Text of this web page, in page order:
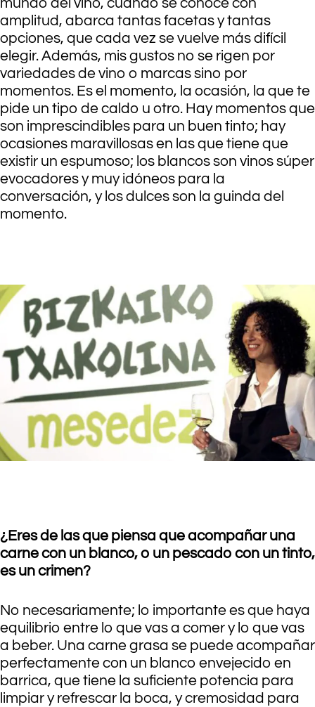
mundo del vino, cuando se conoce con
amplitud, abarca tantas facetas y tantas
opciones, que cada vez se vuelve más difícil
elegir. Además, mis gustos no se rigen por
variedades de vino o marcas sino por
momentos. Es el momento, la ocasión, la que te
pide un tipo de caldo u otro. Hay momentos que
son imprescindibles para un buen tinto; hay
ocasiones maravillosas en las que tiene que
existir un espumoso; los blancos son vinos súper
evocadores y muy idóneos para la
conversación, y los dulces son la guinda del
momento.
¿Eres de las que piensa que acompañar una
carne con un blanco, o un pescado con un tinto,
es un crimen?
No necesariamente; lo importante es que haya
equilibrio entre lo que vas a comer y lo que vas
a beber. Una carne grasa se puede acompañar
perfectamente con un blanco envejecido en
barrica, que tiene la suficiente potencia para
limpiar y refrescar la boca, y cremosidad para